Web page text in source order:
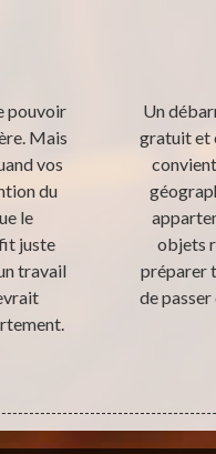
pouvoir
Mais
vos
du
le
juste
travail
Un
gratuit et
objets
préparer
de